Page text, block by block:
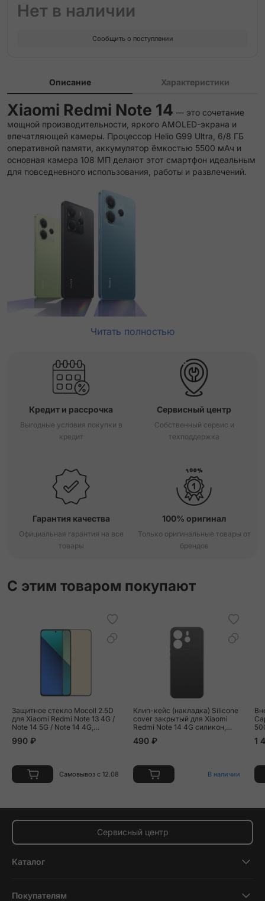
Нет в наличии
Сообщить о поступлении
Описание Характеристики
Xiaomi Redmi Note 14 — это сочетание
мощной производительности, яркого AMOLED-экрана и
впечатляющей камеры. Процессор Helio G99 Ultra, 6/8 ГБ
оперативной памяти, аккумулятор ёмкостью 5500 мАч и
основная камера 108 МП делают этот смартфон идеальным
для повседневного использования, работы и развлечений.
Читать полностью
Кредит и рассрочка
Выгодные условия покупки в
кредит
Сервисный центр
Собственный сервис и
техподдержка
Гарантия качества
Официальная гарантия на все
товары
100% оригинал
Только оригинальные товары от
брендов
С этим товаром покупают
Защитное стекло Mocoll 2.5D
для Xiaomi Redmi Note 13 4G /
Note 14 5G / Note 14 4G,
990 ₽
Самовывоз с 12.08
Клип-кейс (накладка) Silicone
cover закрытый для Xiaomi
Redmi Note 14 4G силикон,
490 ₽
В наличии
1
Сервисный центр
Каталог
Покупателям